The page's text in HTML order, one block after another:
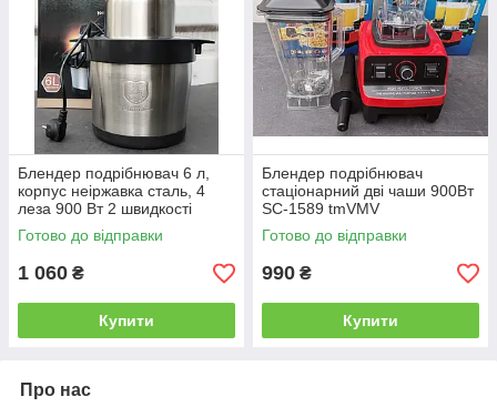
Блендер подрібнювач 6 л,
корпус неіржавка сталь, 4
леза 900 Вт 2 швидкості
Готово до відправки
1 060 ₴
Купити
Блендер подрібнювач
стаціонарний дві чаши 900Вт
SC-1589 tmVMV
Готово до відправки
990 ₴
Купити
Про нас